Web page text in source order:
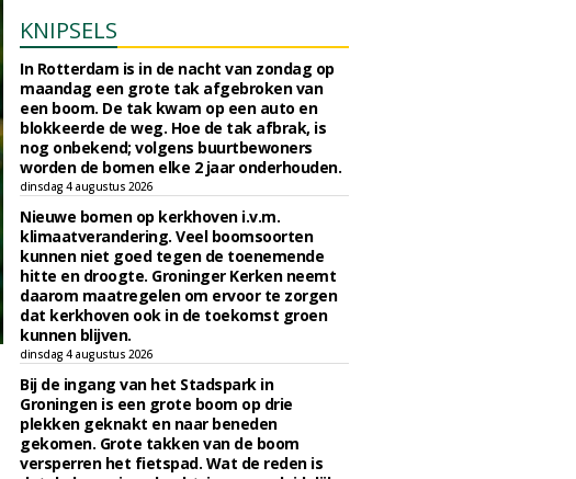
KNIPSELS
In Rotterdam is in de nacht van zondag op
maandag een grote tak afgebroken van
een boom. De tak kwam op een auto en
blokkeerde de weg. Hoe de tak afbrak, is
nog onbekend; volgens buurtbewoners
worden de bomen elke 2 jaar onderhouden.
dinsdag 4 augustus 2026
Nieuwe bomen op kerkhoven i.v.m.
klimaatverandering. Veel boomsoorten
kunnen niet goed tegen de toenemende
hitte en droogte. Groninger Kerken neemt
daarom maatregelen om ervoor te zorgen
dat kerkhoven ook in de toekomst groen
kunnen blijven.
dinsdag 4 augustus 2026
Bij de ingang van het Stadspark in
Groningen is een grote boom op drie
plekken geknakt en naar beneden
gekomen. Grote takken van de boom
versperren het fietspad. Wat de reden is